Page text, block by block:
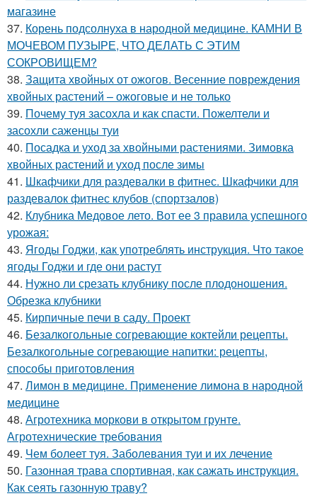
магазине
37. Корень подсолнуха в народной медицине. КАМНИ В
МОЧЕВОМ ПУЗЫРЕ, ЧТО ДЕЛАТЬ С ЭТИМ
СОКРОВИЩЕМ?
38. Защита хвойных от ожогов. Весенние повреждения
хвойных растений – ожоговые и не только
39. Почему туя засохла и как спасти. Пожелтели и
засохли саженцы туи
40. Посадка и уход за хвойными растениями. Зимовка
хвойных растений и уход после зимы
41. Шкафчики для раздевалки в фитнес. Шкафчики для
раздевалок фитнес клубов (спортзалов)
42. Клубника Медовое лето. Вот ее 3 правила успешного
урожая:
43. Ягоды Годжи, как употреблять инструкция. Что такое
ягоды Годжи и где они растут
44. Нужно ли срезать клубнику после плодоношения.
Обрезка клубники
45. Кирпичные печи в саду. Проект
46. Безалкогольные согревающие коктейли рецепты.
Безалкогольные согревающие напитки: рецепты,
способы приготовления
47. Лимон в медицине. Применение лимона в народной
медицине
48. Агротехника моркови в открытом грунте.
Агротехнические требования
49. Чем болеет туя. Заболевания туи и их лечение
50. Газонная трава спортивная, как сажать инструкция.
Как сеять газонную траву?